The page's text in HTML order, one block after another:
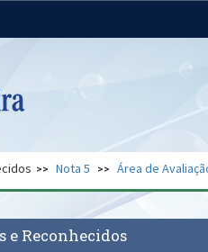
Gabinete de Segurança
Nota 5 Área de
e Reconhecidos